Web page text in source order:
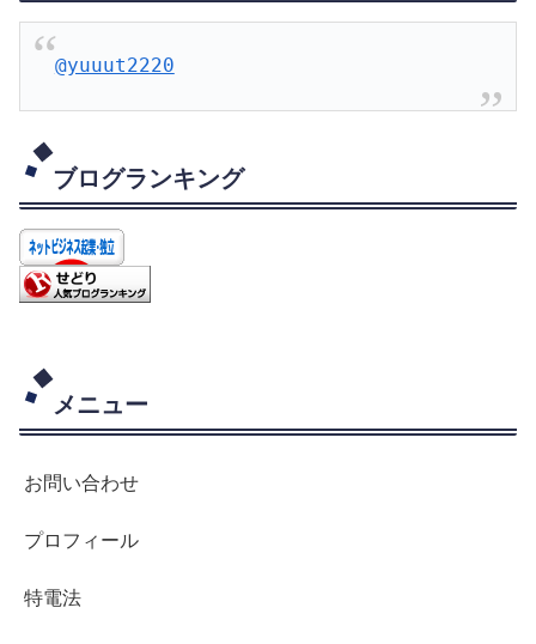
@yuuut2220
ブログランキング
メニュー
お問い合わせ
プロフィール
特電法